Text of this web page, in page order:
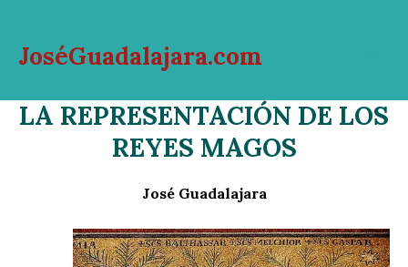
contenido
JoséGuadalajara.com
LA REPRESENTACIÓN DE LOS
REYES MAGOS
José Guadalajara